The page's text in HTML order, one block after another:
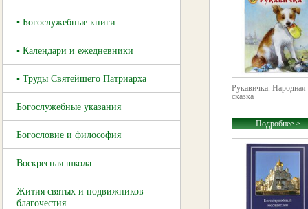
▪ Богослужебные книги
▪ Календари и ежедневники
▪ Труды Святейшего Патриарха
Богослужебные указания
Богословие и философия
Воскресная школа
Жития святых и подвижников
благочестия
Рукавичка. Народная
сказка
Подробнее >